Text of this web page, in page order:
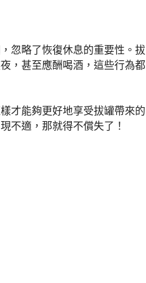
忽略了恢復休息的重要性。拔
，甚至應酬喝酒，這些行為都
才能夠更好地享受拔罐帶來的
不適，那就得不償失了！